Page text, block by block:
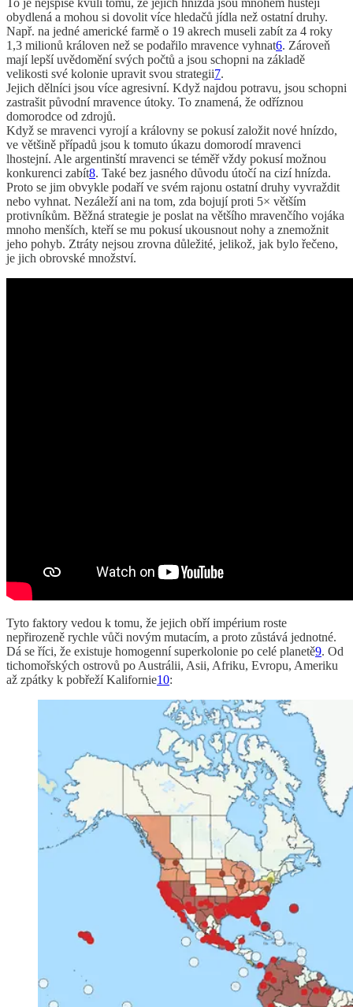
obydlená a mohou si dovolit více hledačů jídla než ostatní druhy.
Např. na jedné americké farmě o 19 akrech museli zabít za 4 roky
1,3 milionů královen než se podařilo mravence vyhnat6. Zároveň
mají lepší uvědomění svých počtů a jsou schopni na základě
velikosti své kolonie upravit svou strategii7.
Jejich dělníci jsou více agresivní. Když najdou potravu, jsou schopni
zastrašit původní mravence útoky. To znamená, že odříznou
domorodce od zdrojů.
Když se mravenci vyrojí a královny se pokusí založit nové hnízdo,
ve většině případů jsou k tomuto úkazu domorodí mravenci
lhostejní. Ale argentinští mravenci se téměř vždy pokusí možnou
konkurenci zabít8. Také bez jasného důvodu útočí na cizí hnízda.
Proto se jim obvykle podaří ve svém rajonu ostatní druhy vyvraždit
nebo vyhnat. Nezáleží ani na tom, zda bojují proti 5× větším
protivníkům. Běžná strategie je poslat na většího mravenčího vojáka
mnoho menších, kteří se mu pokusí ukousnout nohy a znemožnit
jeho pohyb. Ztráty nejsou zrovna důležité, jelikož, jak bylo řečeno,
je jich obrovské množství.
Tyto faktory vedou k tomu, že jejich obří impérium roste
nepřirozeně rychle vůči novým mutacím, a proto zůstává jednotné.
Dá se říci, že existuje homogenní superkolonie po celé planetě9. Od
tichomořských ostrovů po Austrálii, Asii, Afriku, Evropu, Ameriku
až zpátky k pobřeží Kalifornie10: